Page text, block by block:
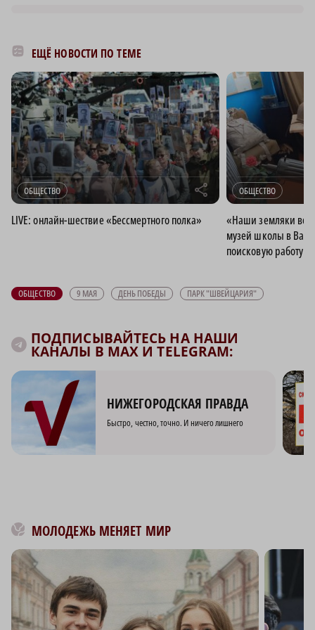
ЕЩЁ НОВОСТИ ПО ТЕМЕ
ОБЩЕСТВО r
LIVE: онлайн-шествие «Бессмертного полка»
ОБЩЕСТВО
«Наши земляки
музей школы в
поисковую работу
ОБЩЕСТВО 9 МАЯ ДЕНЬ ПОБЕДЫ ПАРК "ШВЕЙЦАРИЯ"
ПОДПИСЫВАЙТЕСЬ НА НАШИ
КАНАЛЫ В MAX И TELEGRAM:
НИЖЕГОРОДСКАЯ ПРАВДА
Быстро, честно, точно. И ничего лишнего
МОЛОДЕЖЬ МЕНЯЕТ МИР